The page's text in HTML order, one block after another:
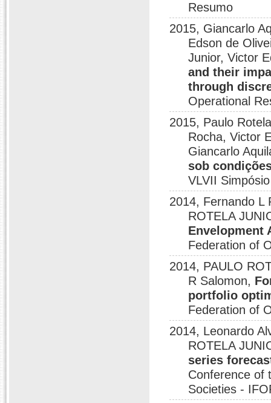
Resumo
2015, Giancarlo
Edson de
Junior, Victor
and their
through
Operational
2015, Paulo
Rocha, Victor
Giancarlo
sob
VLVII
2014, Fernando L
ROTELA
Envelopment
Federation of
2014, PAULO
R Salomon,
portfolio
Federation of
2014, Leonardo
ROTELA
series
Conference of
Societies -